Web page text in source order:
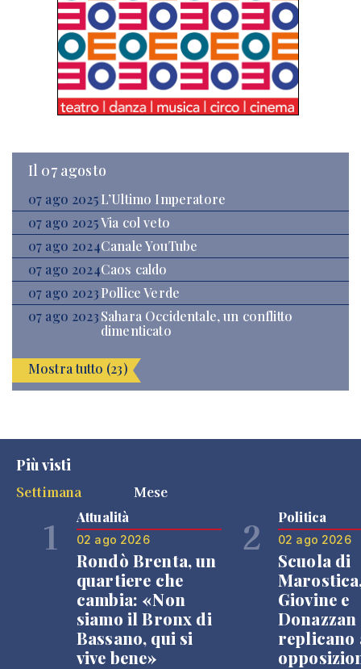
Il 07 agosto
07 ago 2025 L’Ultimo Imperatore
07 ago 2025Via col veto
07 ago 2024Canale YouTube
07 ago 2024Caos caldo
07 ago 2023Pollice Verde
07 ago 2023Sahara Occidentale, un conflitto
dimenticato
Mostra tutto (23)
Più visti
Settimana
Mese
1 Attualità
02 ago 2026
Rondò Brenta, un
quartiere che
cambia: «Non
siamo il Bronx di
Bassano, qui si
vive bene»
2 Politica
02 ago 2026
Scuola di
Giovine e
Donazzan
replicano